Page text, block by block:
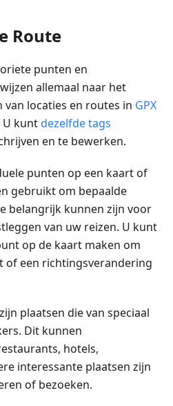
Route
punten en
allemaal naar het
locaties en routes in GPX
U kuntdezelfde tags
en te bewerken.
punten op een kaart of
gebruikt om bepaalde
belangrijk kunnen zijn voor
van uw reizen. U kunt
op de kaart maken om
of een richtingsverandering
zijn plaatsen die van speciaal
Dit kunnen
hotels,
interessante plaatsen zijn
of bezoeken.